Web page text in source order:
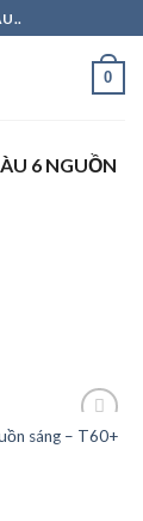
0
6 NGUỒN
sáng – T60+